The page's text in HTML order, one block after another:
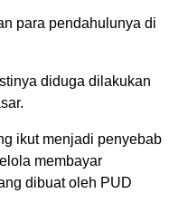
para pendahulunya di
diduga dilakukan
ikut menjadi penyebab
membayar
dibuat oleh PUD